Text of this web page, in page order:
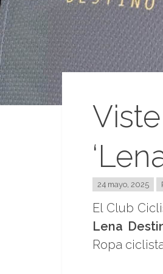
24 mayo, 2025
El Club
Lena
Ropa